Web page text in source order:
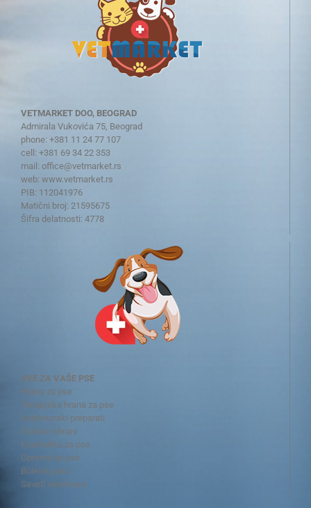
VETMARKET DOO, BEOGRAD
Admirala Vukovića 75, Beograd
phone: +381 11 24 77 107
cell: +381 69 34 22 353
mail: office@vetmarket.rs
web: www.vetmarket.rs
PIB: 112041976
Matični broj: 21595675
Šifra delatnosti: 4778
SVE ZA VAŠE PSE
Hrana za pse
Terapijska hrana za pse
Veterinarski preparati
Dodaci ishrani
Kozmetika za pse
Oprema za pse
Bolesti pasa
Saveti veterinara